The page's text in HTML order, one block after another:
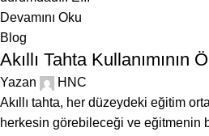
Devamını Oku
Blog
Akıllı Tahta Kullanımının
Yazan
HNC
Akıllı tahta, her düzeydeki eğitim
herkesin görebileceği ve eğitmenin